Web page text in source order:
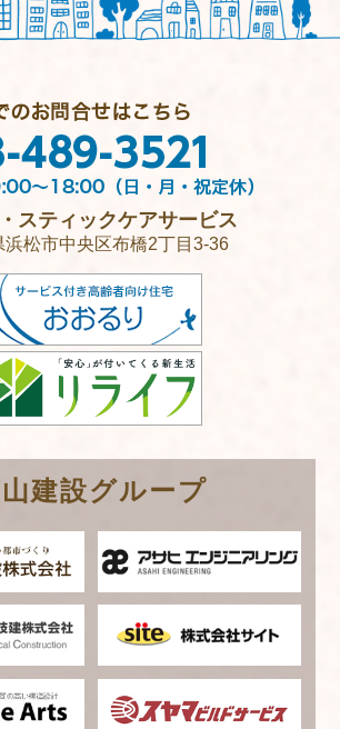
スティックケアサービス
浜松市中央区布橋2丁目3-36
建設グループ